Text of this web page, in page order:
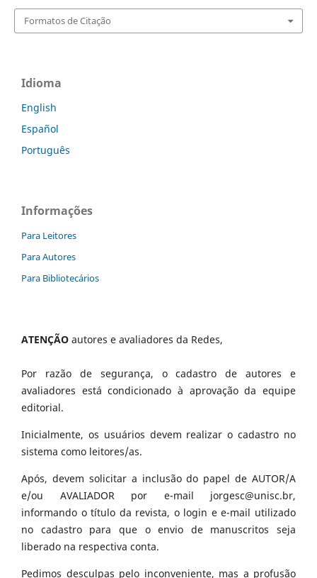
Formatos de Citação
Idioma
English
Español
Português
Informações
Para Leitores
Para Autores
Para Bibliotecários
ATENÇÃO autores e avaliadores da Redes,
Por razão de segurança, o cadastro de autores e
avaliadores está condicionado à aprovação da equipe
editorial.
Inicialmente, os usuários devem realizar o cadastro no
sistema como leitores/as.
Após, devem solicitar a inclusão do papel de AUTOR/A
e/ou AVALIADOR por e-mail jorgesc@unisc.br,
informando o título da revista, o login e e-mail utilizado
no cadastro para que o envio de manuscritos seja
liberado na respectiva conta.
Pedimos desculpas pelo inconveniente, mas a profusão